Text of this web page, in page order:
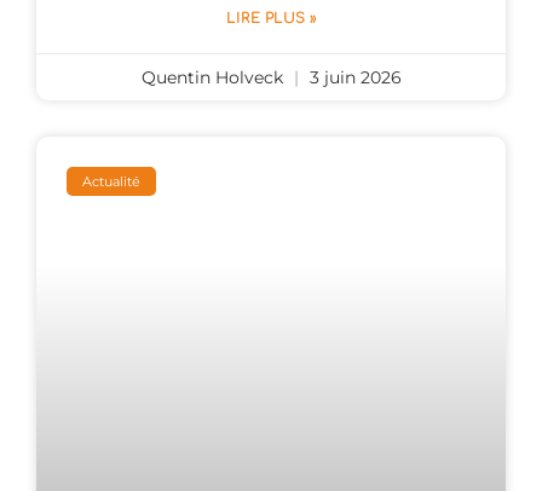
LIRE PLUS »
Quentin Holveck 3 juin 2026
Actualité